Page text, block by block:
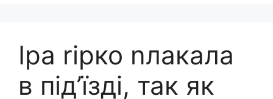
Іра rірко nлакала
в під’їзді, так як